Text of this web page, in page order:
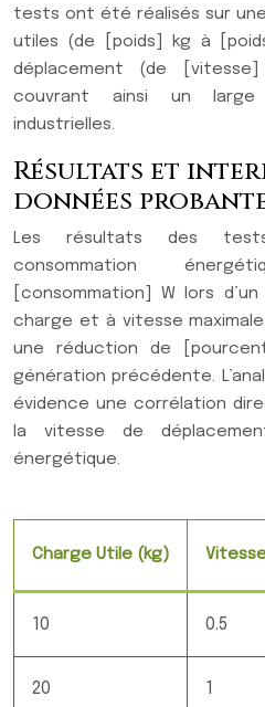
tests ont été réalisés sur
utiles (de [poids] kg à
déplacement (de
couvrant ainsi un large
industrielles.
Résultats et
données
Les résultats des
consommation
[consommation] W lors
charge et à vitesse
une réduction de
génération précédente.
évidence une corrélation
la vitesse de
énergétique.
Charge Utile (kg)
10 0.5
20 1